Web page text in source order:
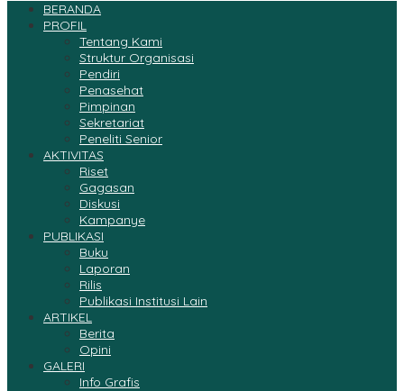
BERANDA
PROFIL
Tentang Kami
Struktur Organisasi
Pendiri
Penasehat
Pimpinan
Sekretariat
Peneliti Senior
AKTIVITAS
Riset
Gagasan
Diskusi
Kampanye
PUBLIKASI
Buku
Laporan
Rilis
Publikasi Institusi Lain
ARTIKEL
Berita
Opini
GALERI
Info Grafis